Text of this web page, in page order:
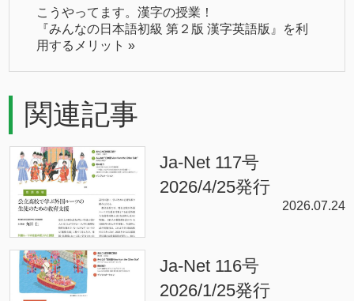
こうやってます。漢字の授業！
『みんなの日本語初級 第２版 漢字英語版』を利
用するメリット »
関連記事
Ja-Net 117号
2026/4/25発行
2026.07.24
Ja-Net 116号
2026/1/25発行